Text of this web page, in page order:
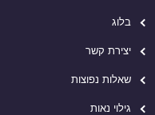
בלוג
יצירת קשר
שאלות נפוצות
גילוי נאות